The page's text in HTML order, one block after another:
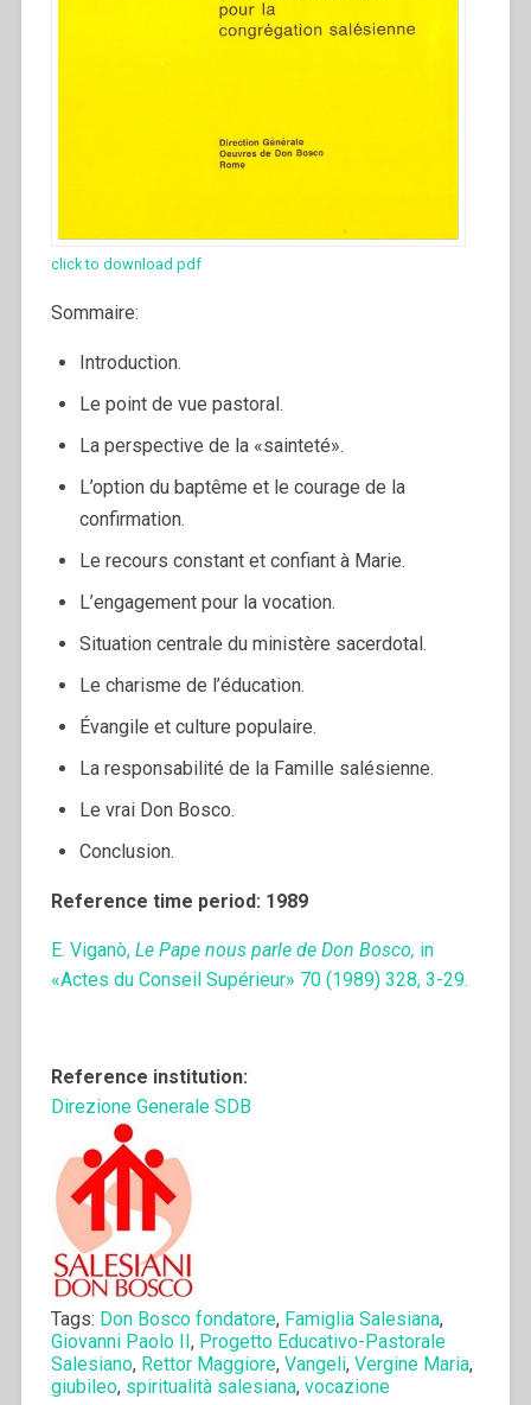
click to download pdf
Sommaire:
Introduction.
Le point de vue pastoral.
La perspective de la «sainteté».
L’option du baptême et le courage de la
confirmation.
Le recours constant et confiant à Marie.
L’engagement pour la vocation.
Situation centrale du ministère sacerdotal.
Le charisme de l’éducation.
Évangile et culture populaire.
La responsabilité de la Famille salésienne.
Le vrai Don Bosco.
Conclusion.
Reference time period: 1989
E. Viganò, Le Pape nous parle de Don Bosco, in
«Actes du Conseil Supérieur» 70 (1989) 328, 3-29.
Reference institution:
Direzione Generale SDB
Tags: Don Bosco fondatore, Famiglia Salesiana,
Giovanni Paolo II, Progetto Educativo-Pastorale
Salesiano, Rettor Maggiore, Vangeli, Vergine Maria,
giubileo, spiritualità salesiana, vocazione